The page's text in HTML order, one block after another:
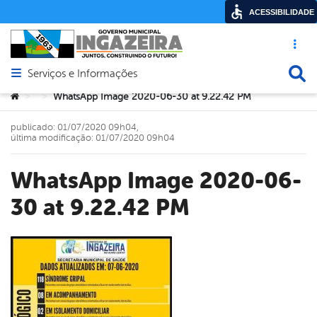
Acesso
Abrir menu principal de navegação
Serviços e Informações
Você está aqui:
> > WhatsApp Image 2020-06-30 at 9.22.42 PM
WhatsApp Image 2020-06-
30 at 9.22.42 PM
publicado: 01/07/2020 09h04,
última modificação: 01/07/2020 09h04
ACESSIBILIDADE